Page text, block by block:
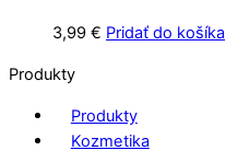
3,99 € Pridať do košíka
Produkty
Produkty
Kozmetika